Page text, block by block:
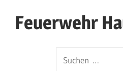
InhaltFeuerwehr